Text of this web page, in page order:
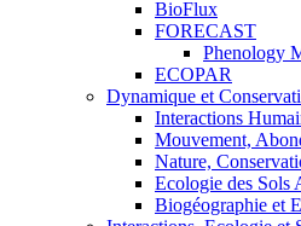
BioFlux
FORECAST
Phenology
ECOPAR
Dynamique et
Interactions
Mouvement,
Nature,
Ecologie des Sols
Biogéographie et